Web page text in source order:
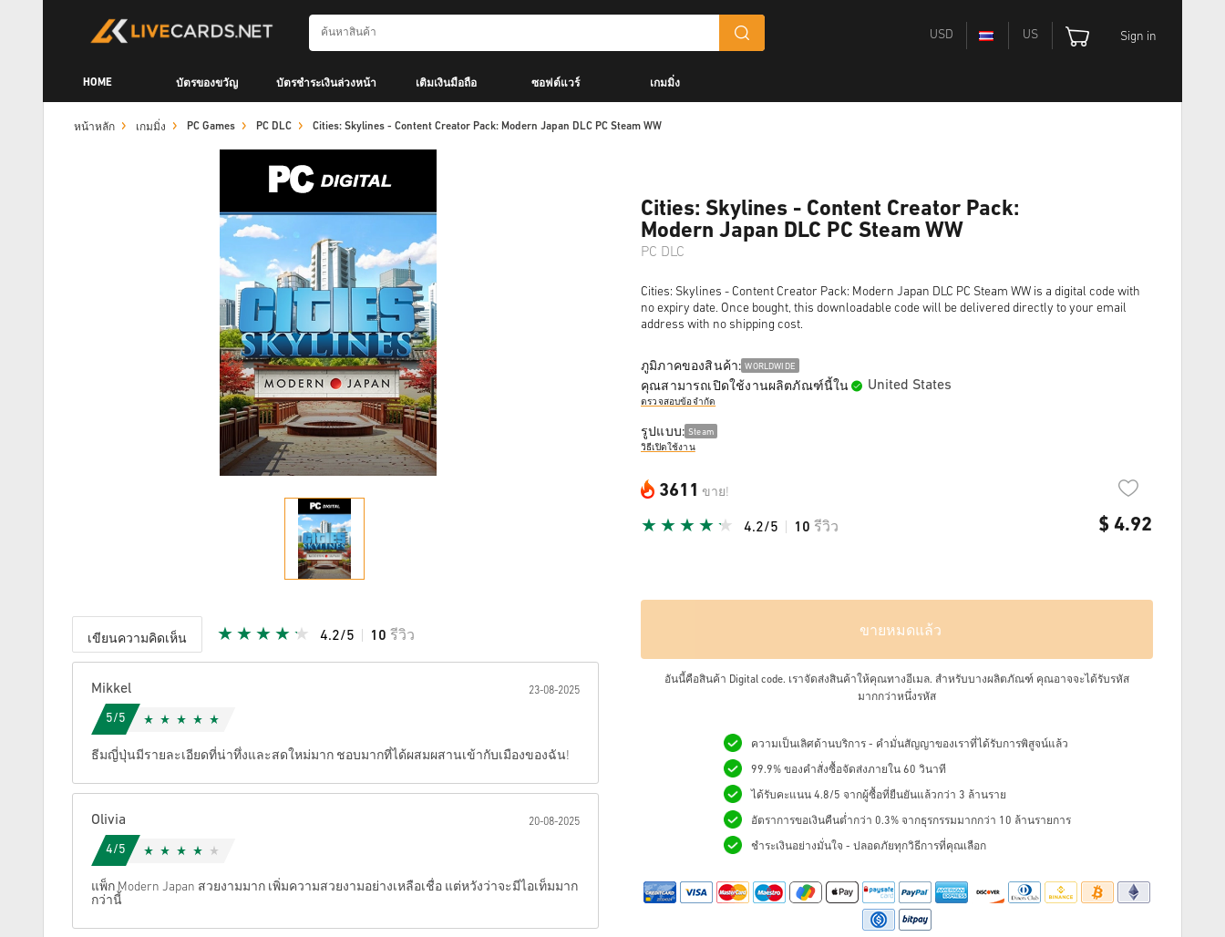
USD US Sign in
HOME บัตรของขวัญ บัตรชำระเงินล่วงหน้า เติมเงินมือถือ ซอฟต์แวร์ เกมมิ่ง
หน้าหลัก เกมมิ่ง PC Games PC DLC Cities: Skylines - Content Creator Pack: Modern Japan DLC PC Steam WW
เขียนความคิดเห็น 4.2/5 10 รีวิว
ยกเลิก
Mikkel 23-08-2025
5/5
ธีมญี่ปุ่นมีรายละเอียดที่น่าทึ่งและสดใหม่มาก ชอบมากที่ได้ผสมผสานเข้ากับเมืองของฉัน!
Olivia 20-08-2025
4/5
แพ็ก Modern Japan สวยงามมาก เพิ่มความสวยงามอย่างเหลือเชื่อ แต่หวังว่าจะมีไอเท็มมาก
กว่านี้
Cities: Skylines - Content Creator Pack:
Modern Japan DLC PC Steam WW
PC DLC
Cities: Skylines - Content Creator Pack: Modern Japan DLC PC Steam WW is a digital code with
no expiry date. Once bought, this downloadable code will be delivered directly to your email
address with no shipping cost.
ภูมิภาคของสินค้า: WORLDWIDE
คุณสามารถเปิดใช้งานผลิตภัณฑ์นี้ใน United States
ตรวจสอบข้อจำกัด
รูปแบบ: Steam
วิธีเปิดใช้งาน
3611 ขาย!
$ 4.92
4.2/5 10 รีวิว
ขายหมดแล้ว
อันนี้คือสินค้า Digital code. เราจัดส่งสินค้าให้คุณทางอีเมล. สำหรับบางผลิตภัณฑ์ คุณอาจจะได้รับรหัส
มากกว่าหนึ่งรหัส
ความเป็นเลิศด้านบริการ - คำมั่นสัญญาของเราที่ได้รับการพิสูจน์แล้ว
99.9% ของคำสั่งซื้อจัดส่งภายใน 60 วินาที
ได้รับคะแนน 4.8/5 จากผู้ซื้อที่ยืนยันแล้วกว่า 3 ล้านราย
อัตราการขอเงินคืนต่ำกว่า 0.3% จากธุรกรรมมากกว่า 10 ล้านรายการ
ชำระเงินอย่างมั่นใจ - ปลอดภัยทุกวิธีการที่คุณเลือก